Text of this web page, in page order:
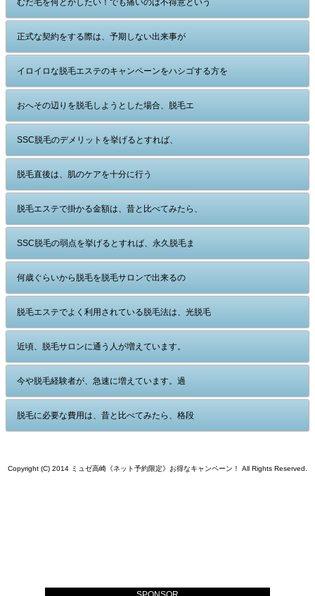
むだ毛を何とかしたい！でも痛いのは不得意という
正式な契約をする際は、予期しない出来事が
イロイロな脱毛エステのキャンペーンをハシゴする方を
おへその辺りを脱毛しようとした場合、脱毛エ
SSC脱毛のデメリットを挙げるとすれば、
脱毛直後は、肌のケアを十分に行う
脱毛エステで掛かる金額は、昔と比べてみたら、
SSC脱毛の弱点を挙げるとすれば、永久脱毛ま
何歳ぐらいから脱毛を脱毛サロンで出来るの
脱毛エステでよく利用されている脱毛法は、光脱毛
近頃、脱毛サロンに通う人が増えています。
今や脱毛経験者が、急速に増えています。過
脱毛に必要な費用は、昔と比べてみたら、格段
Copyright (C) 2014 ミュゼ高崎《ネット予約限定》お得なキャンペーン！ All Rights Reserved.